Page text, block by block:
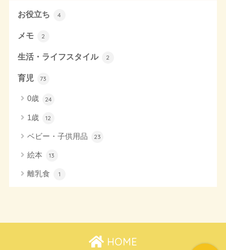
お役立ち 4
メモ 2
生活・ライフスタイル 2
育児 73
0歳 24
1歳 12
ベビー・子供用品 23
絵本 13
離乳食 1
HOME